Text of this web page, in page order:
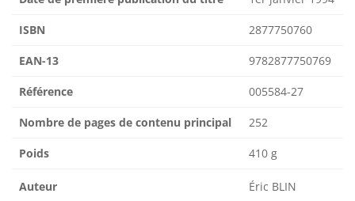
ISBN 2877750760
EAN-13 9782877750769
Référence 005584-27
Nombre de pages de contenu principal 252
Poids 410 g
Auteur Éric BLIN